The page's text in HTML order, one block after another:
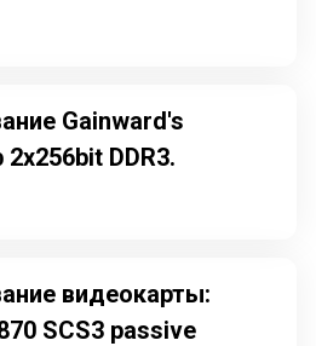
Gainward's
2x256bit DDR3.
видеокарты:
SCS3 passive